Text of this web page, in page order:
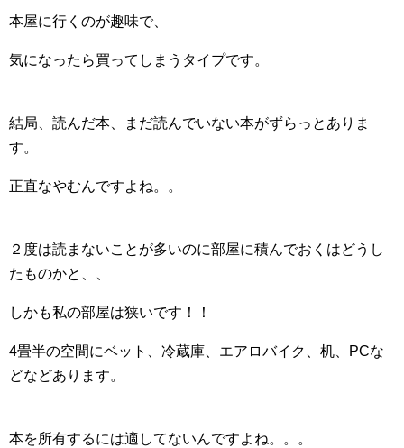
本屋に行くのが趣味で、
気になったら買ってしまうタイプです。
結局、読んだ本、まだ読んでいない本がずらっとありま
す。
正直なやむんですよね。。
２度は読まないことが多いのに部屋に積んでおくはどうし
たものかと、、
しかも私の部屋は狭いです！！
4畳半の空間にベット、冷蔵庫、エアロバイク、机、PCな
どなどあります。
本を所有するには適してないんですよね。。。